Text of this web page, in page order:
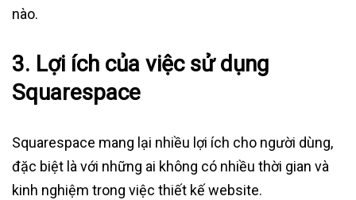
nào.
3. Lợi ích của việc sử dụng
Squarespace
Squarespace mang lại nhiều lợi ích cho người dùng,
đặc biệt là với những ai không có nhiều thời gian và
kinh nghiệm trong việc thiết kế website.